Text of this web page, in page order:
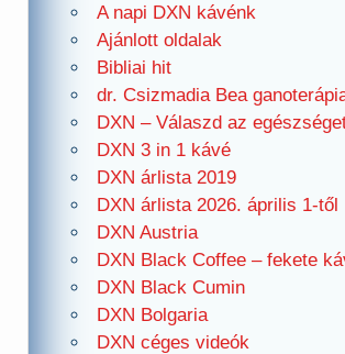
A napi DXN kávénk
Ajánlott oldalak
Bibliai hit
dr. Csizmadia Bea
DXN – Válaszd az
DXN 3 in 1 kávé
DXN árlista 2019
DXN árlista 2026. április 1-től
DXN Austria
DXN Black Coffee – fekete
DXN Black Cumin
DXN Bolgaria
DXN céges videók